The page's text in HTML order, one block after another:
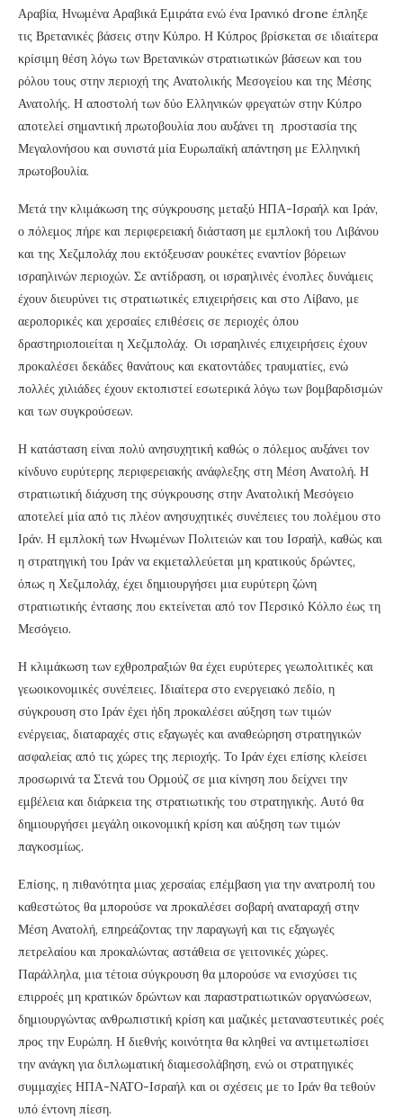
Αραβία, Ηνωμένα Αραβικά Εμιράτα ενώ ένα Ιρανικό drone έπληξε
τις Βρετανικές βάσεις στην Κύπρο. Η Κύπρος βρίσκεται σε ιδιαίτερα
κρίσιμη θέση λόγω των Βρετανικών στρατιωτικών βάσεων και του
ρόλου τους στην περιοχή της Ανατολικής Μεσογείου και της Μέσης
Ανατολής. Η αποστολή των δύο Ελληνικών φρεγατών στην Κύπρο
αποτελεί σημαντική πρωτοβουλία που αυξάνει τη προστασία της
Μεγαλονήσου και συνιστά μία Ευρωπαϊκή απάντηση με Ελληνική
πρωτοβουλία.
Μετά την κλιμάκωση της σύγκρουσης μεταξύ ΗΠΑ-Ισραήλ και Ιράν,
ο πόλεμος πήρε και περιφερειακή διάσταση με εμπλοκή του Λιβάνου
και της Χεζμπολάχ που εκτόξευσαν ρουκέτες εναντίον βόρειων
ισραηλινών περιοχών. Σε αντίδραση, οι ισραηλινές ένοπλες δυνάμεις
έχουν διευρύνει τις στρατιωτικές επιχειρήσεις και στο Λίβανο, με
αεροπορικές και χερσαίες επιθέσεις σε περιοχές όπου
δραστηριοποιείται η Χεζμπολάχ. Οι ισραηλινές επιχειρήσεις έχουν
προκαλέσει δεκάδες θανάτους και εκατοντάδες τραυματίες, ενώ
πολλές χιλιάδες έχουν εκτοπιστεί εσωτερικά λόγω των βομβαρδισμών
και των συγκρούσεων.
Η κατάσταση είναι πολύ ανησυχητική καθώς ο πόλεμος αυξάνει τον
κίνδυνο ευρύτερης περιφερειακής ανάφλεξης στη Μέση Ανατολή. Η
στρατιωτική διάχυση της σύγκρουσης στην Ανατολική Μεσόγειο
αποτελεί μία από τις πλέον ανησυχητικές συνέπειες του πολέμου στο
Ιράν. Η εμπλοκή των Ηνωμένων Πολιτειών και του Ισραήλ, καθώς και
η στρατηγική του Ιράν να εκμεταλλεύεται μη κρατικούς δρώντες,
όπως η Χεζμπολάχ, έχει δημιουργήσει μια ευρύτερη ζώνη
στρατιωτικής έντασης που εκτείνεται από τον Περσικό Κόλπο έως τη
Μεσόγειο.
Η κλιμάκωση των εχθροπραξιών θα έχει ευρύτερες γεωπολιτικές και
γεωοικονομικές συνέπειες. Ιδιαίτερα στο ενεργειακό πεδίο, η
σύγκρουση στο Ιράν έχει ήδη προκαλέσει αύξηση των τιμών
ενέργειας, διαταραχές στις εξαγωγές και αναθεώρηση στρατηγικών
ασφαλείας από τις χώρες της περιοχής. Το Ιράν έχει επίσης κλείσει
προσωρινά τα Στενά του Ορμούζ σε μια κίνηση που δείχνει την
εμβέλεια και διάρκεια της στρατιωτικής του στρατηγικής. Αυτό θα
δημιουργήσει μεγάλη οικονομική κρίση και αύξηση των τιμών
παγκοσμίως.
Επίσης, η πιθανότητα μιας χερσαίας επέμβαση για την ανατροπή του
καθεστώτος θα μπορούσε να προκαλέσει σοβαρή αναταραχή στην
Μέση Ανατολή, επηρεάζοντας την παραγωγή και τις εξαγωγές
πετρελαίου και προκαλώντας αστάθεια σε γειτονικές χώρες.
Παράλληλα, μια τέτοια σύγκρουση θα μπορούσε να ενισχύσει τις
επιρροές μη κρατικών δρώντων και παραστρατιωτικών οργανώσεων,
δημιουργώντας ανθρωπιστική κρίση και μαζικές μεταναστευτικές ροές
προς την Ευρώπη. Η διεθνής κοινότητα θα κληθεί να αντιμετωπίσει
την ανάγκη για διπλωματική διαμεσολάβηση, ενώ οι στρατηγικές
συμμαχίες ΗΠΑ-ΝΑΤΟ-Ισραήλ και οι σχέσεις με το Ιράν θα τεθούν
υπό έντονη πίεση.